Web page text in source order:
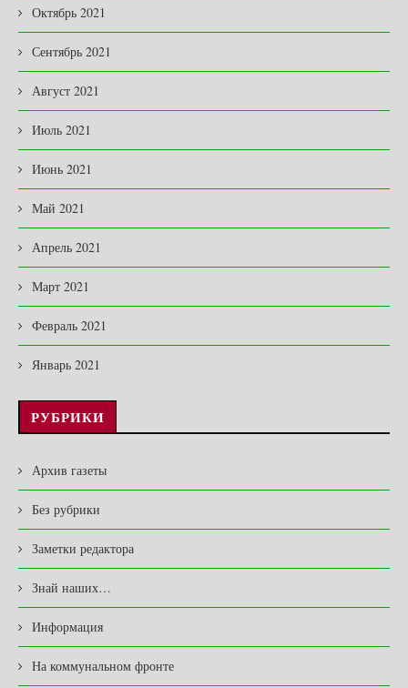
Октябрь 2021
Сентябрь 2021
Август 2021
Июль 2021
Июнь 2021
Май 2021
Апрель 2021
Март 2021
Февраль 2021
Январь 2021
РУБРИКИ
Архив газеты
Без рубрики
Заметки редактора
Знай наших…
Информация
На коммунальном фронте